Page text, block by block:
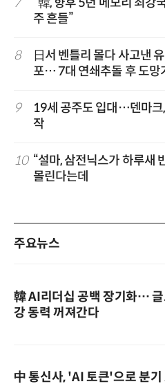
주 흔들”
8
日서 벤틀리 몰다 사고낸
포… 7대 연쇄추돌 후 도망
9
19세 공주도 입대…덴마크,
작
10 “설마, 삼전닉스가 하루새
몰린다는데
주요뉴스
韓 AI리더십 공백 장기화…
강 동력 꺼져간다
中 통신사, 'AI 토큰'으로 분기